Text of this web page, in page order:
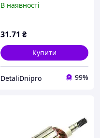
В наявності
31.71 ₴
Купити
DetaliDnipro 99%